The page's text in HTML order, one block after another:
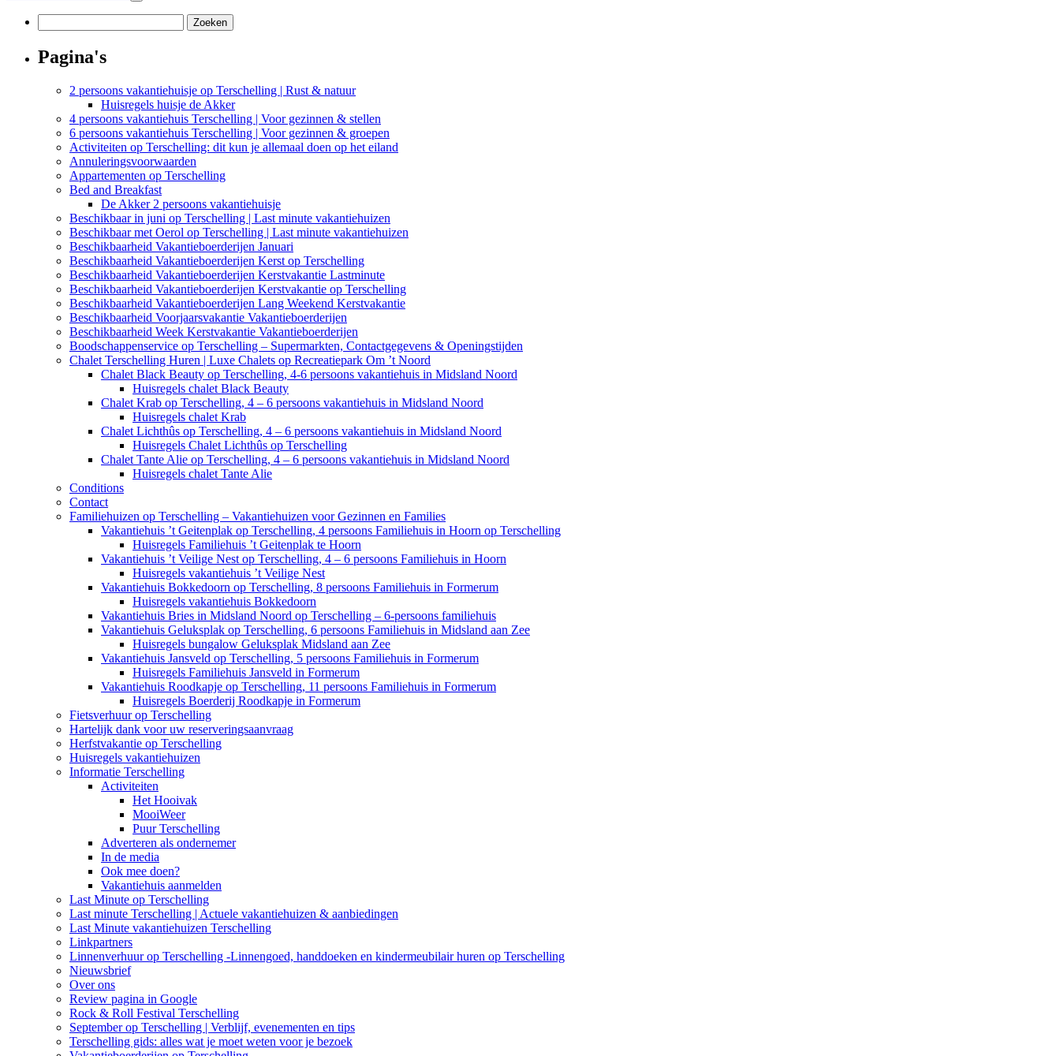
naar:
Pagina's
2 persoons vakantiehuisje op Terschelling | Rust & natuur
Huisregels huisje de Akker
4 persoons vakantiehuis Terschelling | Voor gezinnen & stellen
6 persoons vakantiehuis Terschelling | Voor gezinnen & groepen
Activiteiten op Terschelling: dit kun je allemaal doen op het eiland
Annuleringsvoorwaarden
Appartementen op Terschelling
Bed and Breakfast
De Akker 2 persoons vakantiehuisje
Beschikbaar in juni op Terschelling | Last minute vakantiehuizen
Beschikbaar met Oerol op Terschelling | Last minute vakantiehuizen
Beschikbaarheid Vakantieboerderijen Januari
Beschikbaarheid Vakantieboerderijen Kerst op Terschelling
Beschikbaarheid Vakantieboerderijen Kerstvakantie Lastminute
Beschikbaarheid Vakantieboerderijen Kerstvakantie op Terschelling
Beschikbaarheid Vakantieboerderijen Lang Weekend Kerstvakantie
Beschikbaarheid Voorjaarsvakantie Vakantieboerderijen
Beschikbaarheid Week Kerstvakantie Vakantieboerderijen
Boodschappenservice op Terschelling – Supermarkten, Contactgegevens & Openingstijden
Chalet Terschelling Huren | Luxe Chalets op Recreatiepark Om ’t Noord
Chalet Black Beauty op Terschelling, 4-6 persoons vakantiehuis in Midsland Noord
Huisregels chalet Black Beauty
Chalet Krab op Terschelling, 4 – 6 persoons vakantiehuis in Midsland Noord
Huisregels chalet Krab
Chalet Lichthûs op Terschelling, 4 – 6 persoons vakantiehuis in Midsland Noord
Huisregels Chalet Lichthûs op Terschelling
Chalet Tante Alie op Terschelling, 4 – 6 persoons vakantiehuis in Midsland Noord
Huisregels chalet Tante Alie
Conditions
Contact
Familiehuizen op Terschelling – Vakantiehuizen voor Gezinnen en Families
Vakantiehuis ’t Geitenplak op Terschelling, 4 persoons Familiehuis in Hoorn op Terschelling
Huisregels Familiehuis ’t Geitenplak te Hoorn
Vakantiehuis ’t Veilige Nest op Terschelling, 4 – 6 persoons Familiehuis in Hoorn
Huisregels vakantiehuis ’t Veilige Nest
Vakantiehuis Bokkedoorn op Terschelling, 8 persoons Familiehuis in Formerum
Huisregels vakantiehuis Bokkedoorn
Vakantiehuis Bries in Midsland Noord op Terschelling – 6-persoons familiehuis
Vakantiehuis Geluksplak op Terschelling, 6 persoons Familiehuis in Midsland aan Zee
Huisregels bungalow Geluksplak Midsland aan Zee
Vakantiehuis Jansveld op Terschelling, 5 persoons Familiehuis in Formerum
Huisregels Familiehuis Jansveld in Formerum
Vakantiehuis Roodkapje op Terschelling, 11 persoons Familiehuis in Formerum
Huisregels Boerderij Roodkapje in Formerum
Fietsverhuur op Terschelling
Hartelijk dank voor uw reserveringsaanvraag
Herfstvakantie op Terschelling
Huisregels vakantiehuizen
Informatie Terschelling
Activiteiten
Het Hooivak
MooiWeer
Puur Terschelling
Adverteren als ondernemer
In de media
Ook mee doen?
Vakantiehuis aanmelden
Last Minute op Terschelling
Last minute Terschelling | Actuele vakantiehuizen & aanbiedingen
Last Minute vakantiehuizen Terschelling
Linkpartners
Linnenverhuur op Terschelling -Linnengoed, handdoeken en kindermeubilair huren op Terschelling
Nieuwsbrief
Over ons
Review pagina in Google
Rock & Roll Festival Terschelling
September op Terschelling | Verblijf, evenementen en tips
Terschelling gids: alles wat je moet weten voor je bezoek